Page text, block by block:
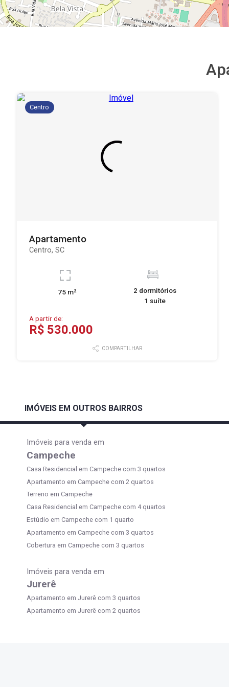
Centro
Apartamento
Centro, SC
75 m²
2 dormitórios
1 suíte
A partir de:
R$ 530.000
COMPARTILHAR
IMÓVEIS EM OUTROS BAIRROS
Imóveis para venda em
Campeche
Casa Residencial em Campeche com 3 quartos
Apartamento em Campeche com 2 quartos
Terreno em Campeche
Casa Residencial em Campeche com 4 quartos
Estúdio em Campeche com 1 quarto
Apartamento em Campeche com 3 quartos
Cobertura em Campeche com 3 quartos
Imóveis para venda em
Jurerê
Apartamento em Jurerê com 3 quartos
Apartamento em Jurerê com 2 quartos